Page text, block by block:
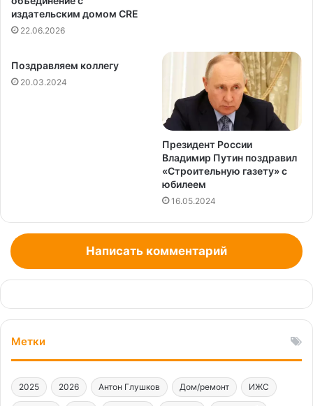
издательским домом CRE
22.06.2026
Поздравляем коллегу
20.03.2024
Президент России
Владимир Путин поздравил
«Строительную газету» с
юбилеем
16.05.2024
Написать комментарий
Метки
2025 2026 Антон Глушков Дом/ремонт ИЖС